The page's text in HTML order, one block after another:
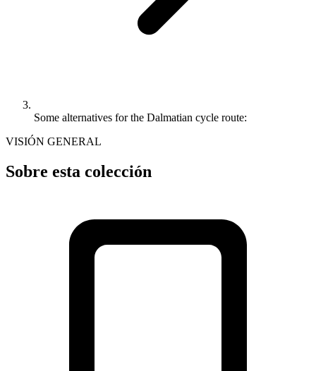
Some alternatives for the Dalmatian cycle route:
VISIÓN GENERAL
Sobre esta colección